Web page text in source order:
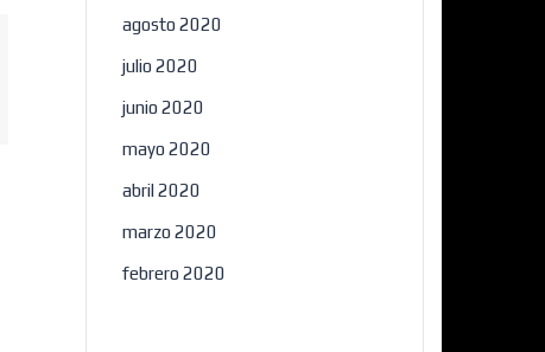
agosto 2020
julio 2020
junio 2020
mayo 2020
abril 2020
marzo 2020
febrero 2020